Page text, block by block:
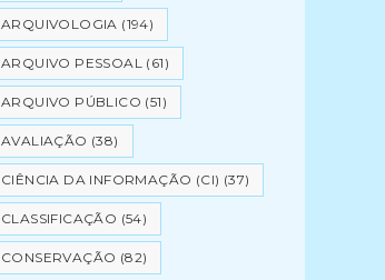
ARQUIVOLOGIA (194)
ARQUIVO PESSOAL (61)
ARQUIVO PÚBLICO (51)
AVALIAÇÃO (38)
CIÊNCIA DA INFORMAÇÃO (CI) (37)
CLASSIFICAÇÃO (54)
CONSERVAÇÃO (82)